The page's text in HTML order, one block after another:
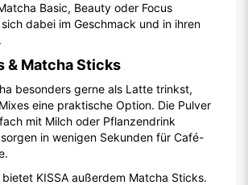
Basic, Beauty oder Focus
dabei im Geschmack und in ihren
& Matcha Sticks
besonders gerne als Latte trinkst,
eine praktische Option. Die Pulver
mit Milch oder Pflanzendrink
in wenigen Sekunden für Café-
KISSA außerdem Matcha Sticks.